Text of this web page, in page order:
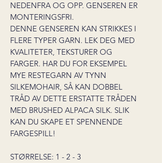
NEDENFRA OG OPP. GENSEREN ER
MONTERINGSFRI.
DENNE GENSEREN KAN STRIKKES I
FLERE TYPER GARN. LEK DEG MED
KVALITETER, TEKSTURER OG
FARGER. HAR DU FOR EKSEMPEL
MYE RESTEGARN AV TYNN
SILKEMOHAIR, SÅ KAN DOBBEL
TRÅD AV DETTE ERSTATTE TRÅDEN
MED BRUSHED ALPACA SILK. SLIK
KAN DU SKAPE ET SPENNENDE
FARGESPILL!
STØRRELSE: 1 - 2 - 3